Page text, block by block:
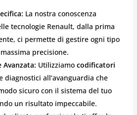
La nostra conoscenza
tecnologie Renault, dalla prima
ci permette di gestire ogni tipo
precisione.
Utilizziamo codificatori
diagnostici all’avanguardia che
sicuro con il sistema del tuo
un risultato impeccabile.